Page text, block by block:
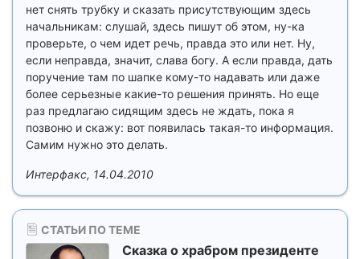
нет снять трубку и сказать присутствующим здесь
начальникам: слушай, здесь пишут об этом, ну-ка
проверьте, о чем идет речь, правда это или нет. Ну,
если неправда, значит, слава богу. А если правда, дать
поручение там по шапке кому-то надавать или даже
более серьезные какие-то решения принять. Но еще
раз предлагаю сидящим здесь не ждать, пока я
позвоню и скажу: вот появилась такая-то информация.
Самим нужно это делать.
Интерфакс, 14.04.2010
СТАТЬИ ПО ТЕМЕ
Сказка о храбром президенте